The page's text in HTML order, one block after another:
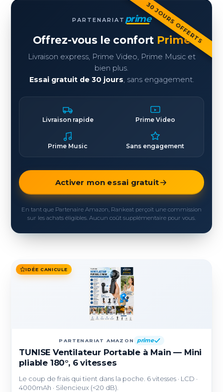
30 JOURS OFFERTS
PARTENARIAT prime
Offrez-vous le confort Prime
Livraison express, Prime Video, Prime Music et
bien plus.
Essai gratuit de 30 jours, sans engagement.
Livraison rapide Prime Video
Prime Music Sans engagement
Activer mon essai gratuit
En tant que Partenaire Amazon, Rankeat perçoit une commission
sur les achats éligibles. Aucun coût supplémentaire pour vous.
IDÉE CANICULE
PARTENARIAT AMAZON prime
TUNISE Ventilateur Portable à Main — Mini
pliable 180°, 6 vitesses
Le coup de frais qui tient dans la poche. 6 vitesses · LCD ·
4000mAh · Silencieux (<20 dB).